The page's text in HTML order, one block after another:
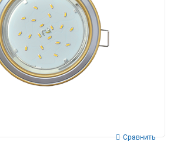
Сравнить